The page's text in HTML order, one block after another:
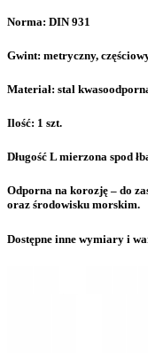
Norma: DIN 931
Gwint: metryczny,
Materiał: stal
Ilość: 1 szt.
Długość L mierzona spod
Odporna na korozję – do
oraz środowisku morskim.
Dostępne inne wymiary i